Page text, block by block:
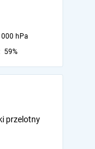
hPa
59%
przelotny